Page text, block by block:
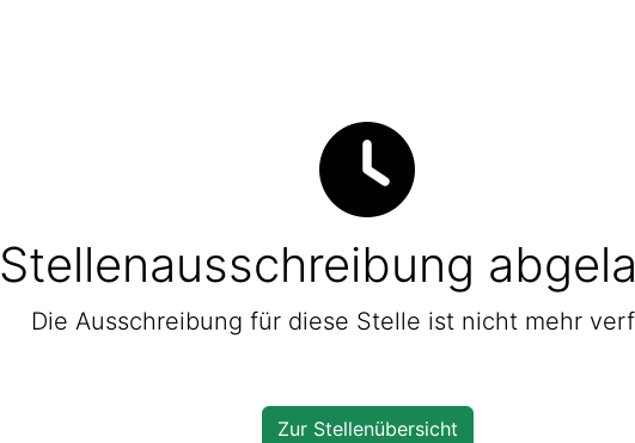
Stellenausschreibung
Die Ausschreibung für diese Stelle ist nicht mehr
Zur Stellenübersicht